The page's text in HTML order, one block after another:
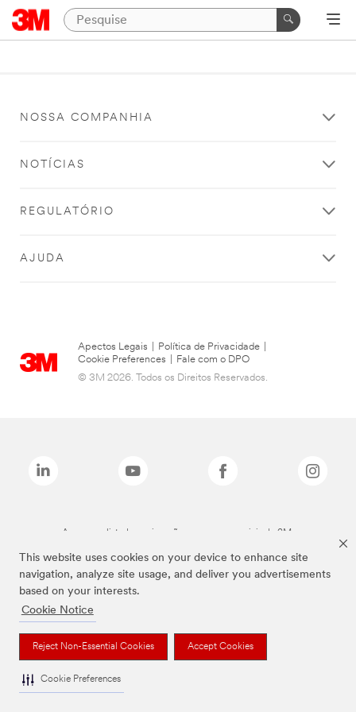
This website uses cookies on your device to enhance site
navigation, analyze site usage, and deliver you advertisements
based on your interests.
Cookie Notice
Reject Non-Essential Cookies Accept Cookies
Cookie Preferences
NOSSA COMPANHIA
NOTÍCIAS
REGULATÓRIO
AJUDA
Apectos Legais Política de Privacidade
Cookie Preferences
Fale com o DPO
© 3M 2026. Todos os Direitos Reservados.
As marcas listadas a cima são marcas comerciais da 3M.